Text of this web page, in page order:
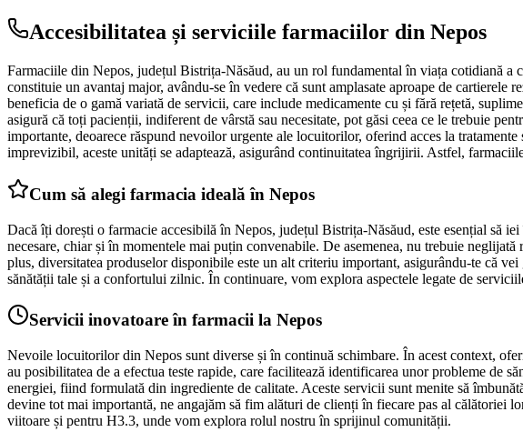
Accesibilitatea și serviciile farmaciilor din Nepos
Farmaciile din Nepos, județul Bistrița-Năsăud, au un rol fundamental în viața cotidiană a
constituie un avantaj major, avându-se în vedere că sunt amplasate aproape de
beneficia de o gamă variată de servicii, care include medicamente cu și fără rețetă,
asigură că toți pacienții, indiferent de vârstă sau necesitate, pot găsi ceea ce le trebuie
importante, deoarece răspund nevoilor urgente ale locuitorilor, oferind acces la
imprevizibil, aceste unități se adaptează, asigurând continuitatea îngrijirii. Astfel,
Cum să alegi farmacia ideală în Nepos
Dacă îți dorești o farmacie accesibilă în Nepos, județul Bistrița-Năsăud, este esențial să
necesare, chiar și în momentele mai puțin convenabile. De asemenea, nu trebuie
plus, diversitatea produselor disponibile este un alt criteriu important, asigurându-te că
sănătății tale și a confortului zilnic. În continuare, vom explora aspectele legate de
Servicii inovatoare în farmacii la Nepos
Nevoile locuitorilor din Nepos sunt diverse și în continuă schimbare. În acest context,
au posibilitatea de a efectua teste rapide, care facilitează identificarea unor probleme de
energiei, fiind formulată din ingrediente de calitate. Aceste servicii sunt menite să
devine tot mai importantă, ne angajăm să fim alături de clienți în fiecare pas al călătoriei
viitoare și pentru H3.3, unde vom explora rolul nostru în sprijinul comunității.